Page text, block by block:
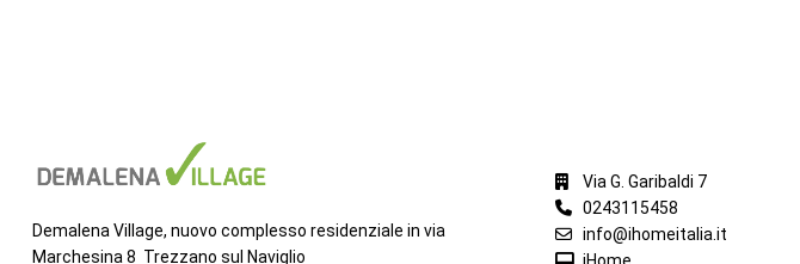
Demalena Village, nuovo complesso residenziale in via
Marchesina 8 Trezzano sul Naviglio
Via G. Garibaldi 7
0243115458
info@ihomeitalia.it